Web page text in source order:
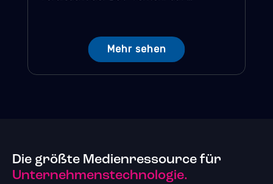
Mehr sehen
Die größte Medienressource für
Unternehmenstechnologie.